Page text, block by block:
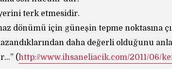
terk etmesidir.
dönümü için güneşin tepme noktasına
daha değerli olduğunu
(http://www.ihsaneliacik.com/2011/06/